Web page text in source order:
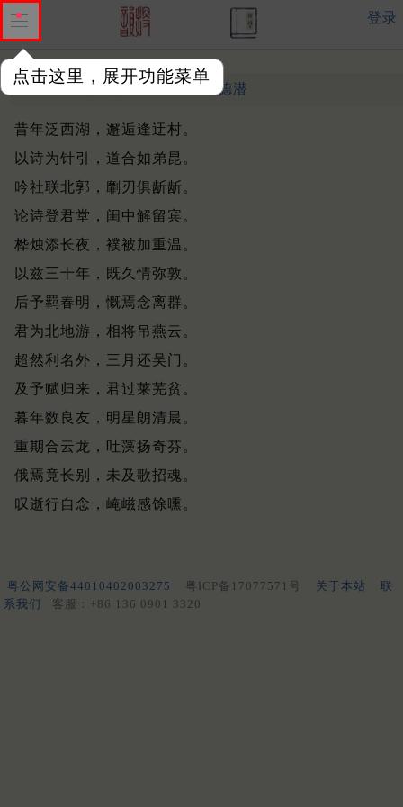
点击这里，展开功能菜单
登录
哭周迂村 其一 清 · 沈德潜
昔年泛西湖，邂逅逢迂村。
以诗为针引，道合如弟昆。
吟社联北郭，劘刃俱龂龂。
论诗登君堂，闺中解留宾。
桦烛添长夜，襆被加重温。
以兹三十年，既久情弥敦。
后予羁春明，慨焉念离群。
君为北地游，相将吊燕云。
超然利名外，三月还吴门。
及予赋归来，君过莱芜贫。
暮年数良友，明星朗清晨。
重期合云龙，吐藻扬奇芬。
俄焉竟长别，未及歌招魂。
叹逝行自念，崦嵫感馀曛。
粤公网安备44010402003275 粤ICP备17077571号 关于本站
联
系我们
客服：+86 136 0901 3320